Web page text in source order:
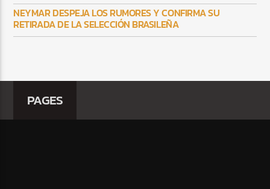
NEYMAR DESPEJA LOS RUMORES Y CONFIRMA SU
RETIRADA DE LA SELECCIÓN BRASILEÑA
PAGES